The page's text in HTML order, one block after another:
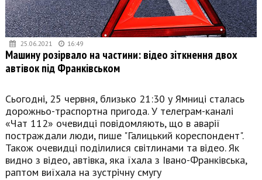
25.06.2021 16:49
Машину розірвало на частини: відео зіткнення двох
автівок під Франківськом
Сьогодні, 25 червня, близько 21:30 у Ямниці сталась
дорожньо-траспортна пригода. У телеграм-каналі
«Чат 112» очевидці повідомляють, що в аварії
постраждали люди, пише "Галицький кореспондент".
Також очевидці поділилися світлинами та відео. Як
видно з відео, автівка, яка їхала з Івано-Франківська,
раптом виїхала на зустрічну смугу